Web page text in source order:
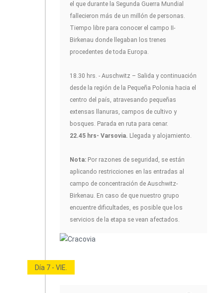
el que durante la Segunda Guerra Mundial
fallecieron más de un millón de personas.
Tiempo libre para conocer el campo II-
Birkenau donde llegaban los trenes
procedentes de toda Europa.
18.30 hrs. - Auschwitz – Salida y continuación
desde la región de la Pequeña Polonia hacia el
centro del país, atravesando pequeñas
extensas llanuras, campos de cultivo y
bosques. Parada en ruta para cenar.
22.45 hrs- Varsovia. Llegada y alojamiento.
Nota: Por razones de seguridad, se están
aplicando restricciones en las entradas al
campo de concentración de Auschwitz-
Birkenau. En caso de que nuestro grupo
encuentre dificultades, es posible que los
servicios de la etapa se vean afectados.
Día 7 - VIE.